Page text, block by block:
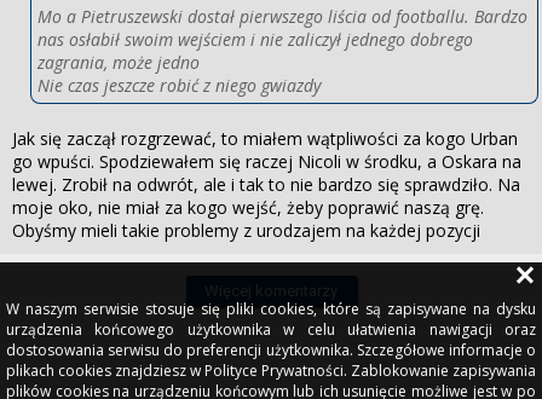
Mo a Pietruszewski dostał pierwszego liścia od footballu. Bardzo
nas osłabił swoim wejściem i nie zaliczył jednego dobrego
zagrania, może jedno
Nie czas jeszcze robić z niego gwiazdy
Jak się zaczął rozgrzewać, to miałem wątpliwości za kogo Urban
go wpuści. Spodziewałem się raczej Nicoli w środku, a Oskara na
lewej. Zrobił na odwrót, ale i tak to nie bardzo się sprawdziło. Na
moje oko, nie miał za kogo wejść, żeby poprawić naszą grę.
Obyśmy mieli takie problemy z urodzajem na każdej pozycji
Więcej komentarzy
W naszym serwisie stosuje się pliki cookies, które są zapisywane na dysku
urządzenia końcowego użytkownika w celu ułatwienia nawigacji oraz
dostosowania serwisu do preferencji użytkownika. Szczegółowe informacje o
plikach cookies znajdziesz w Polityce Prywatności. Zablokowanie zapisywania
plików cookies na urządzeniu końcowym lub ich usunięcie możliwe jest w po